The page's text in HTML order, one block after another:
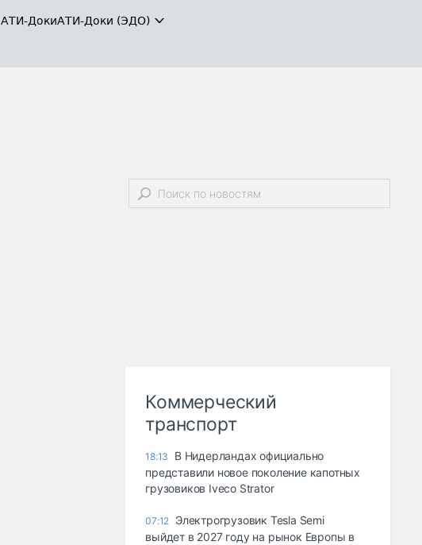
АТИ-ДокиАТИ-Доки (ЭДО)
Коммерческий
транспорт
18:13
В Нидерландах официально
представили новое поколение капотных
грузовиков Iveco Strator
07:12 Электрогрузовик Tesla Semi
выйдет в 2027 году на рынок Европы в